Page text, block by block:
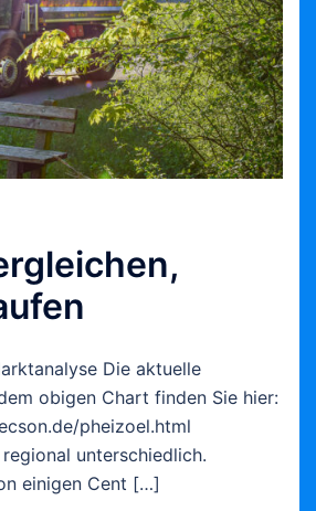
Die aktuelle
obigen Chart finden Sie hier:
pheizoel.html
unterschiedlich.
einigen Cent […]